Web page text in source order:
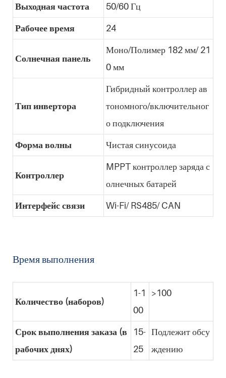
Выходная частота 50/60 Гц
Рабочее время 24
Солнечная панель
Моно/Полимер 182 мм/ 21
0 мм
Тип инвертора
Гибридный контроллер ав
тономного/включительног
о подключения
Форма волны Чистая синусоида
Контроллер
MPPT контроллер заряда с
олнечных батарей
Интерфейс связи Wi-Fi/ RS485/ CAN
Время выполнения
Количество (наборов)
1-1
00
>100
Срок выполнения заказа (в
рабочих днях)
15-
25
Подлежит обсу
ждению